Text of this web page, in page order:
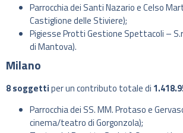
Parrocchia dei Santi Nazario e Celso
Castiglione delle Stiviere);
Pigiesse Protti Gestione Spettacoli –
di Mantova).
Milano
8 soggettiper un contributo totale di
Parrocchia dei SS. MM. Protaso e
cinema/teatro di Gorgonzola);